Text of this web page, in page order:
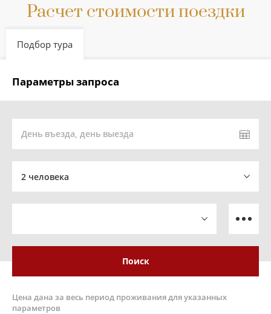
Расчет стоимости поездки
Подбор тура
Параметры запроса
День въезда, день выезда
2 человека
Поиск
Цена дана за весь период проживания для указанных
параметров